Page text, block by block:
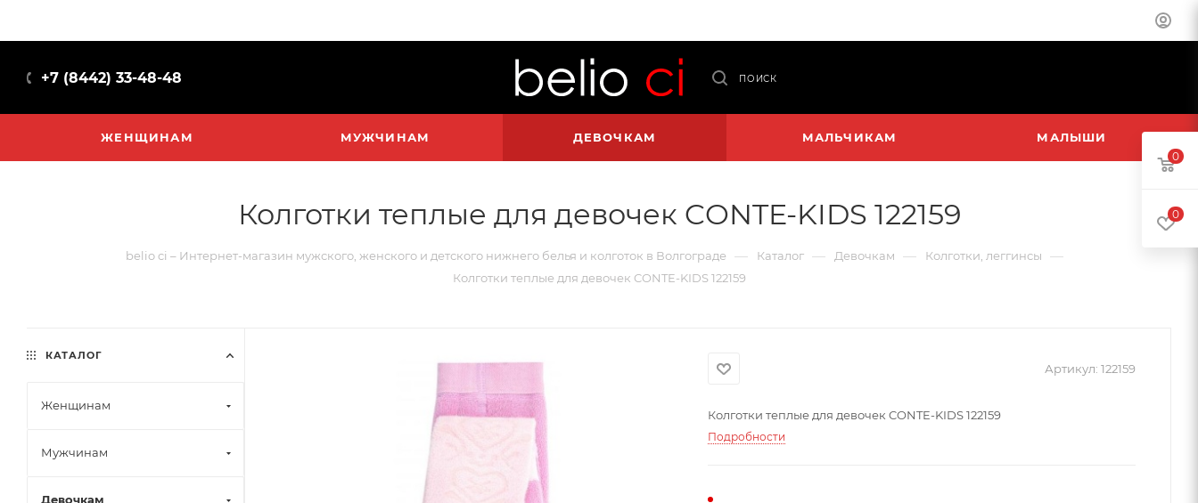
+7 (8442) 33-48-48 ПОИСК
ЖЕНЩИНАМ МУЖЧИНАМ ДЕВОЧКАМ МАЛЬЧИКАМ МАЛЫШИ
Колготки теплые для девочек CONTE-KIDS 122159
belio ci – Интернет-магазин мужского, женского и детского нижнего белья и колготок в Волгограде — Каталог — Девочкам — Колготки, леггинсы —
Колготки теплые для девочек CONTE-KIDS 122159
Артикул: 122159
Колготки теплые для девочек CONTE-KIDS 122159
Подробности
КАТАЛОГ
Женщинам
Мужчинам
Девочкам
0
0